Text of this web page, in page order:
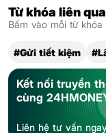
Từ khóa liên
Bấm vào mỗi từ
#Gửi tiết kiệm
Kết nối truyền
cùng
Liên hệ tư vấn